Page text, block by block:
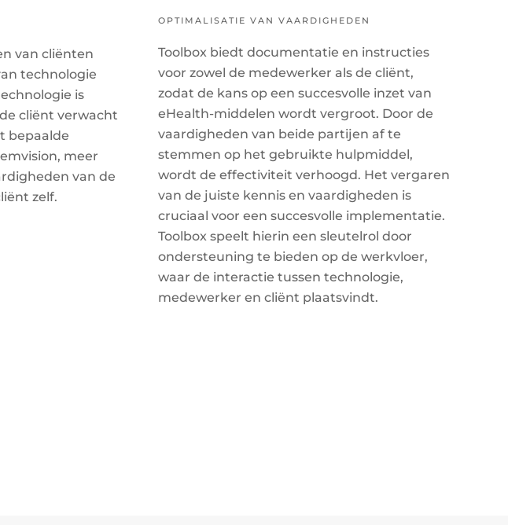
van cliënten
technologie
is
cliënt verwacht
bepaalde
meer
van de
zelf.
OPTIMALISATIE VAN VAARDIGHEDEN
Toolbox biedt documentatie en instructies
voor zowel de medewerker als de cliënt,
zodat de kans op een succesvolle inzet van
eHealth-middelen wordt vergroot. Door de
vaardigheden van beide partijen af te
stemmen op het gebruikte hulpmiddel,
wordt de effectiviteit verhoogd. Het vergaren
van de juiste kennis en vaardigheden is
cruciaal voor een succesvolle implementatie.
Toolbox speelt hierin een sleutelrol door
ondersteuning te bieden op de werkvloer,
waar de interactie tussen technologie,
medewerker en cliënt plaatsvindt.